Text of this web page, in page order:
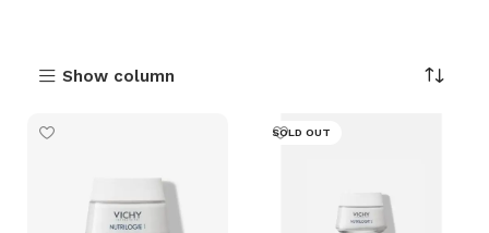
Show column
SOLD OUT